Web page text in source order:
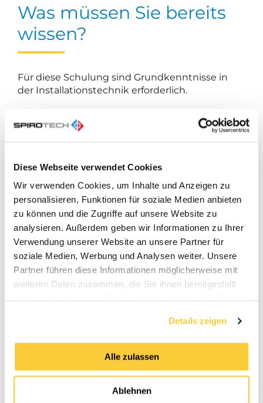
Diese Webseite verwendet Cookies
Wir verwenden Cookies, um Inhalte und Anzeigen zu
personalisieren, Funktionen für soziale Medien anbieten
zu können und die Zugriffe auf unsere Website zu
analysieren. Außerdem geben wir Informationen zu Ihrer
Verwendung unserer Website an unsere Partner für
soziale Medien, Werbung und Analysen weiter. Unsere
Partner führen diese Informationen möglicherweise mit
weiteren Daten zusammen, die Sie ihnen bereitgestellt
Details zeigen
Alle zulassen
Ablehnen
Was müssen Sie bereits
wissen?
Für diese Schulung sind Grundkenntnisse in
der Installationstechnik erforderlich.
Aufzeichnung der
Umfassendes Training
zur Druckhaltung an
Dieses Video kann nicht abgespielt werden, da
Sie die Speicherung von (Marketing-)Cookies
dennoch ansehen möchten, klicken Sie bitte
Einstellungen zu aktualisieren und Marketing-
Cookies zu akzeptieren.
Meine Einstellungen aktualisieren